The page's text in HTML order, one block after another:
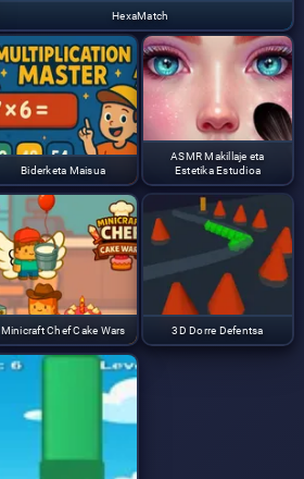
HexaMatch
Biderketa Maisua
ASMR Makillaje eta
Estetika Estudioa
Minicraft Chef Cake Wars 3D Dorre Defentsa